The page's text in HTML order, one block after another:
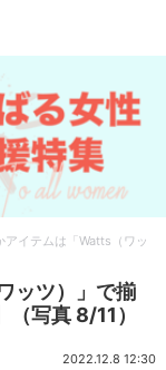
アイテムは「Watts（ワッ
ッツ）」で揃
写真 8/11）
2022.12.8 12:30